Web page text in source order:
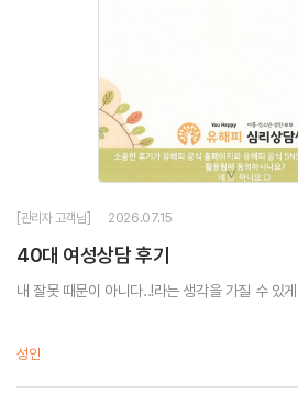
[관리자 고객님] 2026.07.15
40대 여성상담 후기
내 잘못 때문이 아니다..!라는 생각을 가질 수 있
성인